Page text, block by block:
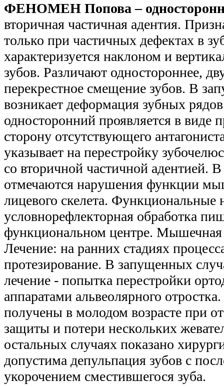
ФЕНОМЕН Попова –
вторичная частичная адентия.
только при частичных дефектах в
характеризуется наклоном и
зубов. Различают одностороннее,
перекрестное смещение зубов. В
возникает деформация зубных
односторонний проявляется в виде
сторону отсутствующего
указывает на перестройку
со вторичной частичной адентией.
отмечаются нарушения функции
лицевого скелета. Функциональные
условнорефлекторная обработка
функциональном центре. Мышечная
Лечение: на ранних стадиях
протезирование. В запущенных
лечение - попытка перестройки
аппаратами альвеолярного
получены в молодом возрасте при
защиты и потери нескольких
остальных случаях показано
допустима депульпация зубов с
укорочением сместившегося зуба.